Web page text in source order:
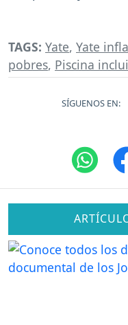
TAGS: Yate, Yate
pobres, Piscina
SÍGUENOS EN: